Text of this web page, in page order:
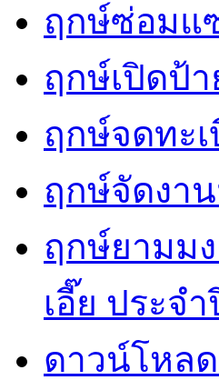
ฤกษ์ซ่อมแ
ฤกษ์เปิดป้
ฤกษ์จดทะ
ฤกษ์จัดงา
ฤกษ์ยามม
เอี๊ย ประจำ
ดาวน์โหล